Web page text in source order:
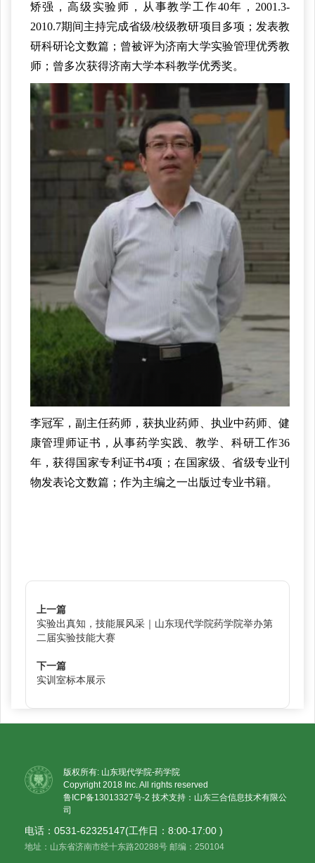
矫强，高级实验师，从事教学工作40年，2001.3-
2010.7期间主持完成省级/校级教研项目多项；发表教
研科研论文数篇；曾被评为济南大学实验管理优秀教
师；曾多次获得济南大学本科教学优秀奖。
李冠军，副主任药师，获执业药师、执业中药师、健
康管理师证书，从事药学实践、教学、科研工作36
年，获得国家专利证书4项；在国家级、省级专业刊
物发表论文数篇；作为主编之一出版过专业书籍。
上一篇
实验出真知，技能展风采｜山东现代学院药学院举办第
二届实验技能大赛
下一篇
实训室标本展示
版权所有: 山东现代学院-药学院
Copyright 2018 Inc. All rights reserved
鲁ICP备13013327号-2 技术支持：山东三合信息技术有限公
司
电话：0531-62325147(工作日：8:00-17:00 )
地址：山东省济南市经十东路20288号 邮编：250104